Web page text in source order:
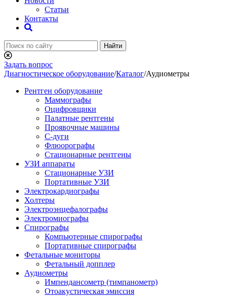
Статьи
Контакты
Найти
Задать вопрос
Диагностическое оборудование/Каталог/Аудиометры
Рентген оборудование
Маммографы
Оцифровщики
Палатные рентгены
Проявочные машины
С-дуги
Флюорографы
Стационарные рентгены
УЗИ аппараты
Стационарные УЗИ
Портативные УЗИ
Электрокардиографы
Холтеры
Электроэнцефалографы
Электромиографы
Спирографы
Компьютерные спирографы
Портативные спирографы
Фетальные мониторы
Фетальный допплер
Аудиометры
Импендансометр (тимпанометр)
Отоакустическая эмиссия